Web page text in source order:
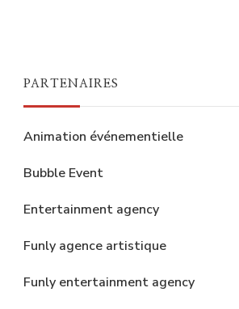
PARTENAIRES
Animation événementielle
Bubble Event
Entertainment agency
Funly agence artistique
Funly entertainment agency